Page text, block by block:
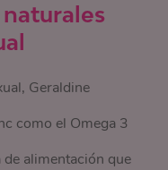
Geraldine
como el Omega 3
alimentación que